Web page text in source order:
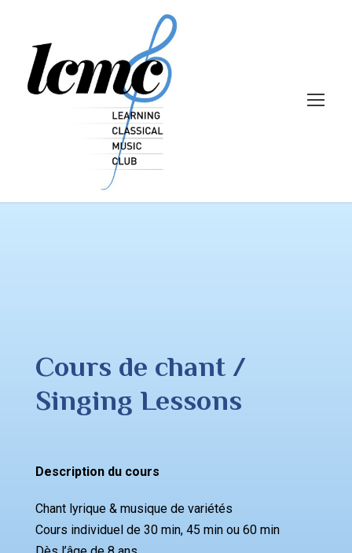
Cours de chant /
Singing Lessons
Description du cours
Chant lyrique & musique de variétés
Cours individuel de 30 min, 45 min ou 60 min